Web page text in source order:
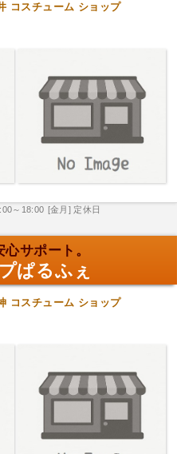
コスチューム ショップ
～18:00 [金月] 定休日
サポート。
ぱるふぇ
コスチューム ショップ